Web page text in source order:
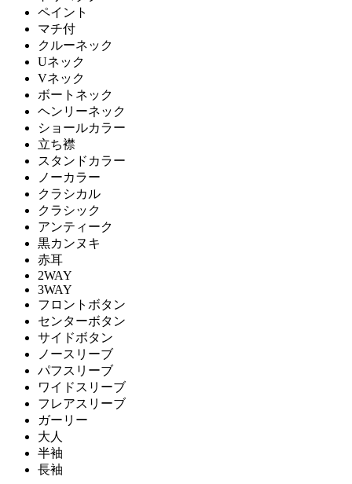
ペイント
マチ付
クルーネック
Uネック
Vネック
ボートネック
ヘンリーネック
ショールカラー
立ち襟
スタンドカラー
ノーカラー
クラシカル
クラシック
アンティーク
黒カンヌキ
赤耳
2WAY
3WAY
フロントボタン
センターボタン
サイドボタン
ノースリーブ
パフスリーブ
ワイドスリーブ
フレアスリーブ
ガーリー
大人
半袖
長袖